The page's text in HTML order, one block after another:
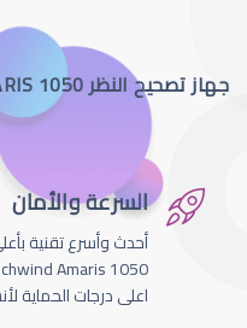
جهاز تصحيح النظر SCHWIND AMARIS 1050
السرعة والأمان
أحدث وأسرع تقنية
اعلى درجات الحماية